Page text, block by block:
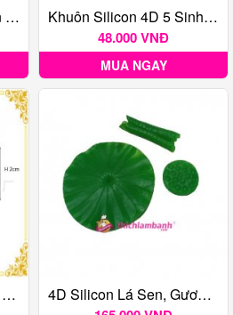
Khuôn Silicon 4D 1 Con Heo Nằm Khuôn Silicon 4D 5 Sinh Vật Biển
48.000 VNĐ
MUA NGAY
4D Silicon Sen Nở Tròn Nở 5cm 4D Silicon Lá Sen, Gương Sen, Lá Cuốn 1848